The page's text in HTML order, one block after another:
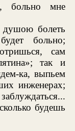
больно мне
болеть
больно;
сам
так и
ка, выпьем
инженерах;
будешь